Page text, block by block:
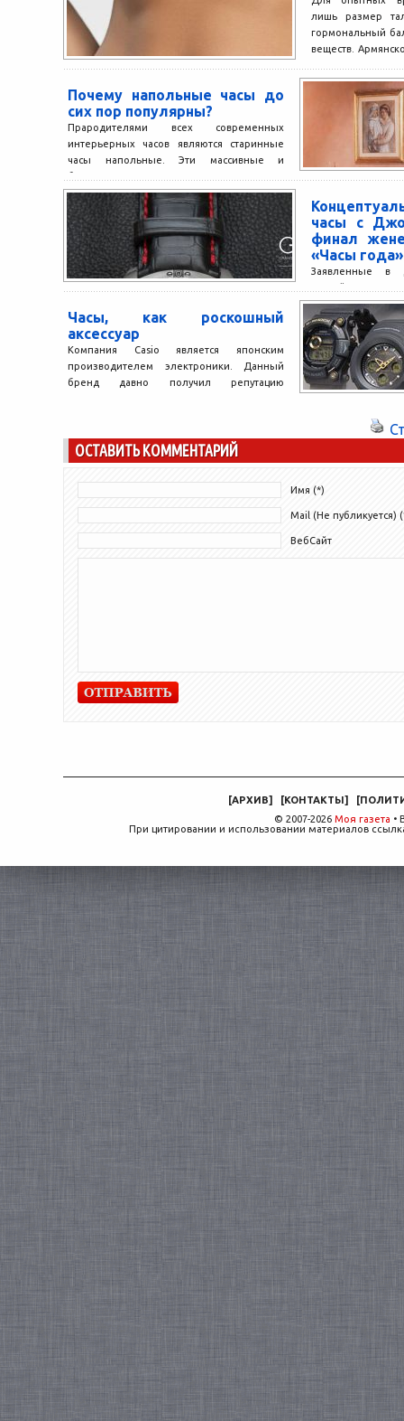
лишь размер
гормональный
веществ.
Почему напольные часы до
сих пор популярны?
Прародителями всех современных
интерьерных часов являются старинные
часы напольные. Эти массивные и
благородные механические часы
появились в Англии в середине...
часы с
финал
«Часы
Заявленные в
российского
Чайкина,
со Свендом
международной
Часы, как роскошный
аксессуар
Компания Casio является японским
производителем электроники. Данный
бренд давно получил репутацию
ОСТАВИТЬ КОММЕНТАРИЙ
Имя (*)
Mail (Не публикуется)
ВебСайт
[АРХИВ] [КОНТАКТЫ] [
© 2007-2026 Моя газета •
При цитировании и использовании материалов